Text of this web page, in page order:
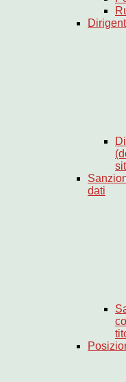
dati